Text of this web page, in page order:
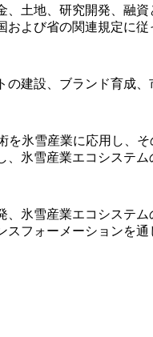
土地、研究開発、融
よび省の関連規定に従
建設、ブランド育成、
氷雪産業に応用し、
氷雪産業エコシステム
氷雪産業エコシステ
フォーメーションを